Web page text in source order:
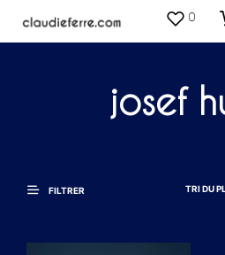
0
josef
FILTRER TRI DU